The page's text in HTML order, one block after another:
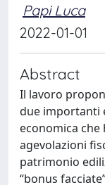
Papi Luca
2022-01-01
Abstract
Il lavoro
due importanti
economica
agevolazioni
patrimonio
“bonus